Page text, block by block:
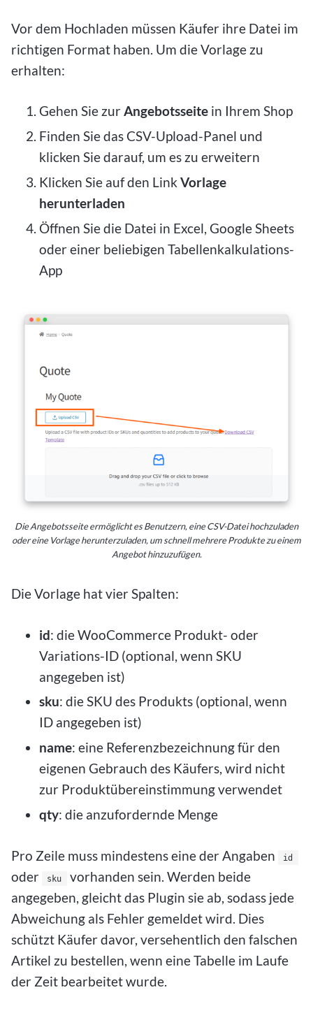
Vor dem Hochladen müssen Käufer ihre Datei im
richtigen Format haben. Um die Vorlage zu
erhalten:
Gehen Sie zurAngebotsseite in Ihrem Shop
Finden Sie das CSV-Upload-Panel und
klicken Sie darauf, um es zu erweitern
Klicken Sie auf den Link Vorlage
herunterladen
Öffnen Sie die Datei in Excel, Google Sheets
oder einer beliebigen Tabellenkalkulations-
App
Die Angebotsseite ermöglicht es Benutzern, eine CSV-Datei hochzuladen
oder eine Vorlage herunterzuladen, um schnell mehrere Produkte zu einem
Angebot hinzuzufügen.
Die Vorlage hat vier Spalten:
id: die WooCommerce Produkt- oder
Variations-ID (optional, wenn SKU
angegeben ist)
sku: die SKU des Produkts (optional, wenn
ID angegeben ist)
name: eine Referenzbezeichnung für den
eigenen Gebrauch des Käufers, wird nicht
zur Produktübereinstimmung verwendet
qty: die anzufordernde Menge
Pro Zeile muss mindestens eine der Angaben id
oder sku
vorhanden sein. Werden beide
angegeben, gleicht das Plugin sie ab, sodass jede
Abweichung als Fehler gemeldet wird. Dies
schützt Käufer davor, versehentlich den falschen
Artikel zu bestellen, wenn eine Tabelle im Laufe
der Zeit bearbeitet wurde.